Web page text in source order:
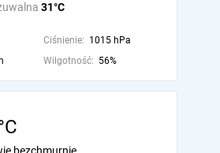
31°C
Ciśnienie: 1015 hPa
Wilgotność: 56%